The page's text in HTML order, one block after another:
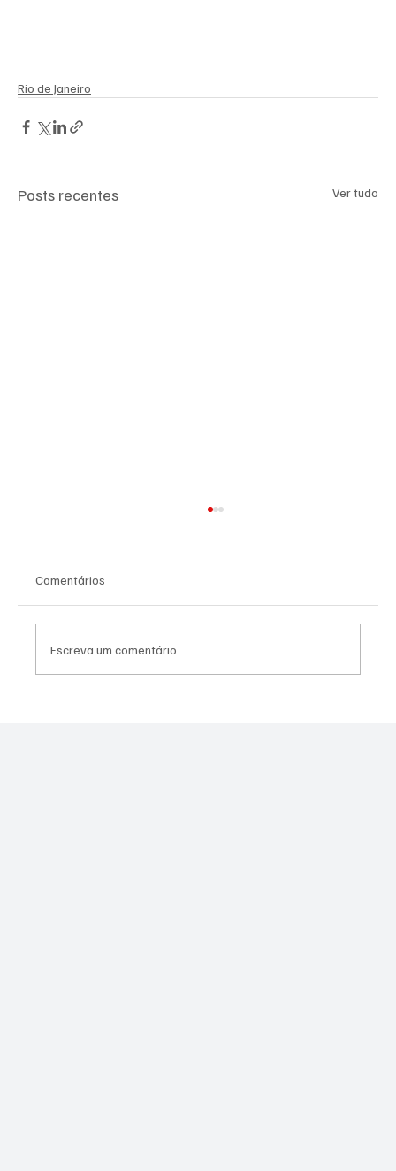
Rio de Janeiro
Posts recentes Ver tudo
Comentários
Escreva um comentário